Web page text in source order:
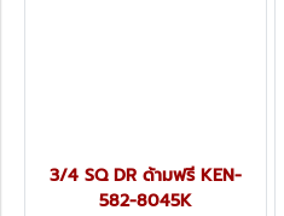
3/4 SQ DR ด้ามฟรี KEN-
582-8045K